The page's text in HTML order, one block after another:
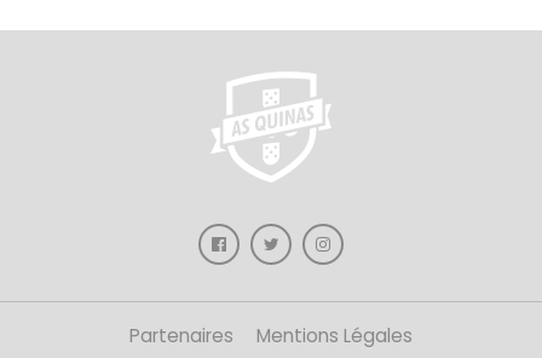
Partenaires
Mentions Légales